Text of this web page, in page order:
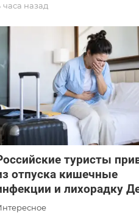
часа назад
туристы
отпуска кишечные
и лихорадку